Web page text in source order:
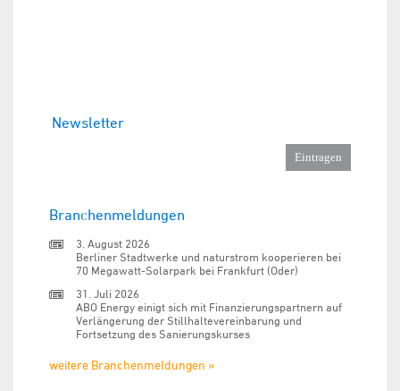
Newsletter
Branchenmeldungen
3. August 2026
Berliner Stadtwerke und naturstrom kooperieren bei
70 Megawatt-Solarpark bei Frankfurt (Oder)
31. Juli 2026
ABO Energy einigt sich mit Finanzierungspartnern auf
Verlängerung der Stillhaltevereinbarung und
Fortsetzung des Sanierungskurses
weitere Branchenmeldungen »